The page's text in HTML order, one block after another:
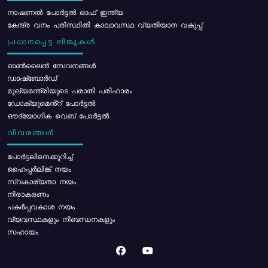
നാഷണൽ പോർട്ടൽ ഓഫ് ഇന്ത്യ
കേന്ദ്ര വനം പരിസ്ഥിതി കാലാവസ്ഥ വ്യതിയാന വകുപ്പ്
പ്രധാനപ്പെട്ട ലിങ്കുകൾ
ഓൺലൈൻ സേവനങ്ങൾ
ഡാഷ്ബോർഡ്
മുഖ്യമന്ത്രിയുടെ പരാതി പരിഹാരം
ഡോക്യുമെൻ്റ് പോർട്ടൽ
ഔദ്യോഗിക വെബ് പോർട്ടൽ
വിവരങ്ങൾ
പോര്‍ട്ടലിനെക്കുറിച്ച്
ഹൈപ്പർലിങ്ക് നയം
സ്വകാര്യതാ നയം
നിരാകരണം
പകർപ്പവകാശ നയം
വ്യവസ്ഥകളും നിബന്ധനകളും
സഹായം